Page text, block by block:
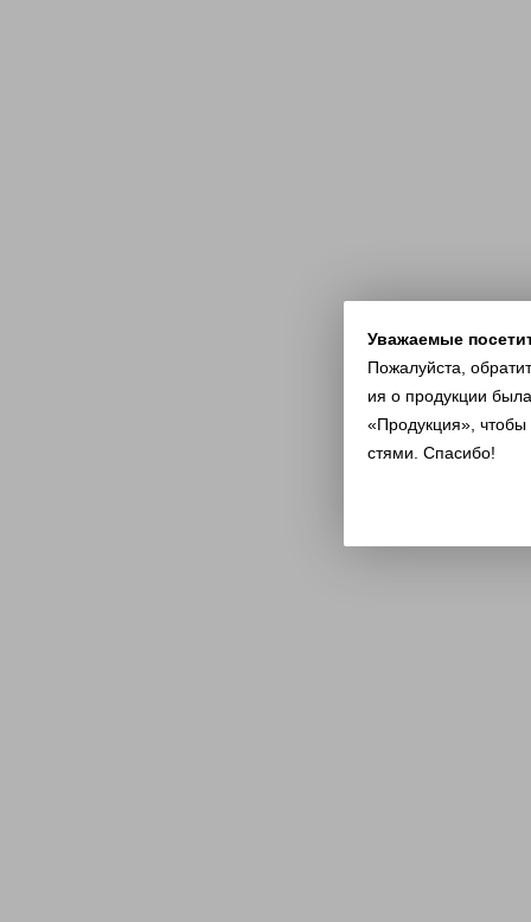
Уважаемые
Пожалуйста,
ия о продукции
«Продукция»,
стями. Спасибо!